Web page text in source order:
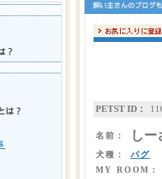
PETST ID：
名前： しー
犬種：
パグ
MY ROOM：